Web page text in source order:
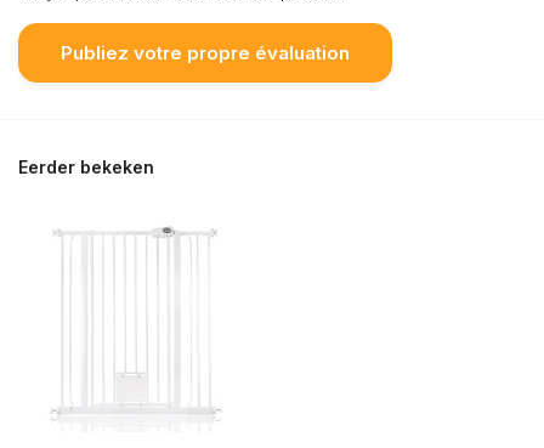
Publiez votre propre évaluation
Eerder bekeken